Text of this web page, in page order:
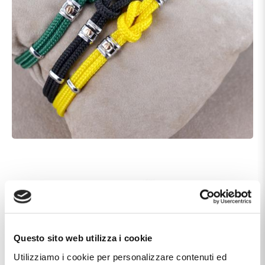
Questo sito web utilizza i cookie
Utilizziamo i cookie per personalizzare contenuti ed